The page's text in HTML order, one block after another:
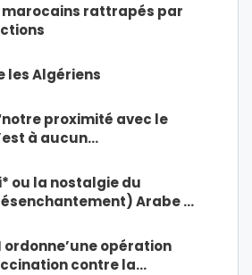
marocains rattrapés par
les Algériens
proximité avec le
à aucun…
ou la nostalgie du
Arabe …
ordonne’une opération
contre la…